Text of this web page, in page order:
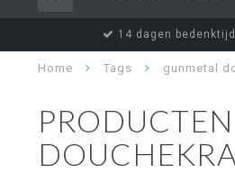
14 dagen bedenktijd
Home Tags gunmetal